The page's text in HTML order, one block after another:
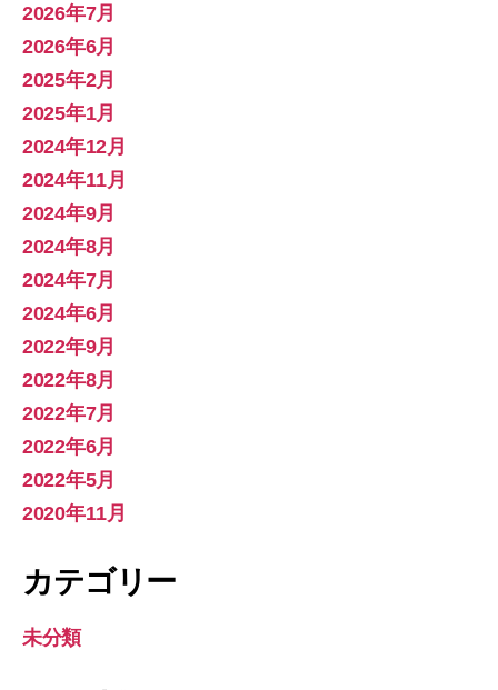
2026年7月
2026年6月
2025年2月
2025年1月
2024年12月
2024年11月
2024年9月
2024年8月
2024年7月
2024年6月
2022年9月
2022年8月
2022年7月
2022年6月
2022年5月
2020年11月
カテゴリー
未分類